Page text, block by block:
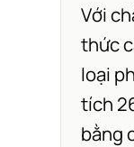
Với
thức
loại
tích
bằng